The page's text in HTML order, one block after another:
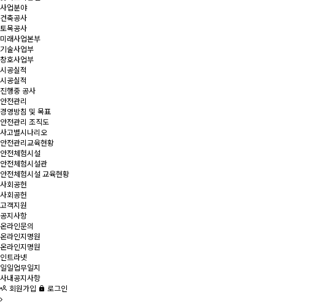
사업분야
건축공사
토목공사
미래사업본부
기술사업부
창호사업부
시공실적
시공실적
진행중 공사
안전관리
경영방침 및 목표
안전관리 조직도
사고별시나리오
안전관리교육현황
안전체험시설
안전체험시설관
안전체험시설 교육현황
사회공헌
사회공헌
고객지원
공지사항
온라인문의
온라인지명원
온라인지명원
인트라넷
일일업무일지
사내공지사항
회원가입
로그인